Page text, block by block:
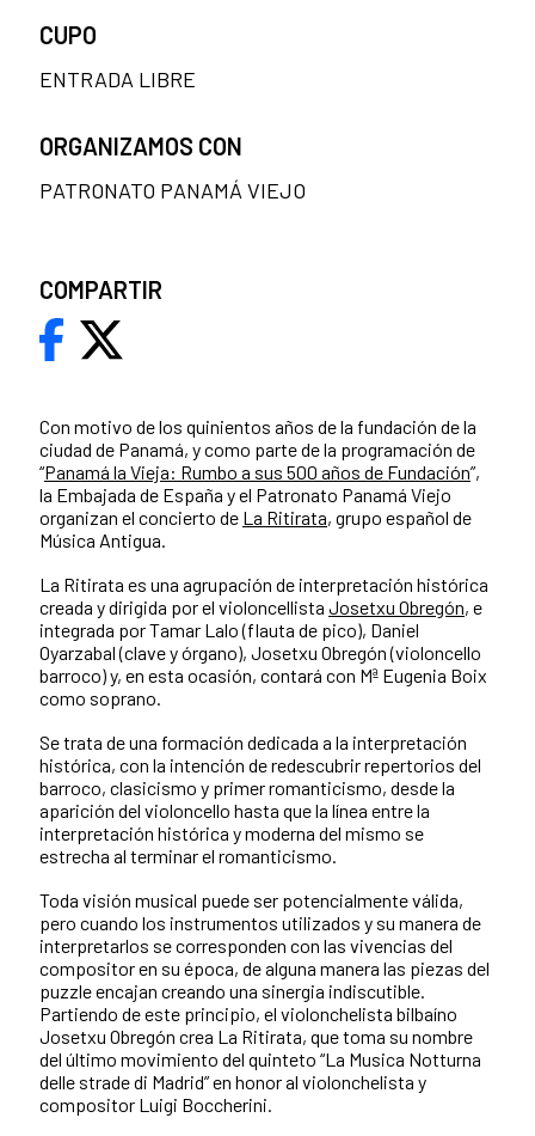
Con motivo de los quinientos años de la fundación de la
ciudad de Panamá, y como parte de la programación de
“Panamá la Vieja: Rumbo a sus 500 años de Fundación”,
la Embajada de España y el Patronato Panamá Viejo
organizan el concierto de La Ritirata, grupo español de
Música Antigua.
La Ritirata es una agrupación de interpretación histórica
creada y dirigida por el violoncellista Josetxu Obregón, e
integrada por Tamar Lalo (flauta de pico), Daniel
Oyarzabal (clave y órgano), Josetxu Obregón (violoncello
barroco) y, en esta ocasión, contará con Mª Eugenia Boix
como soprano.
Se trata de una formación dedicada a la interpretación
histórica, con la intención de redescubrir repertorios del
barroco, clasicismo y primer romanticismo, desde la
aparición del violoncello hasta que la línea entre la
interpretación histórica y moderna del mismo se
estrecha al terminar el romanticismo.
Toda visión musical puede ser potencialmente válida,
pero cuando los instrumentos utilizados y su manera de
interpretarlos se corresponden con las vivencias del
compositor en su época, de alguna manera las piezas del
puzzle encajan creando una sinergia indiscutible.
Partiendo de este principio, el violonchelista bilbaíno
Josetxu Obregón crea La Ritirata, que toma su nombre
del último movimiento del quinteto “La Musica Notturna
delle strade di Madrid” en honor al violonchelista y
compositor Luigi Boccherini.
CUPO
ENTRADA LIBRE
ORGANIZAMOS CON
PATRONATO PANAMÁ VIEJO
COMPARTIR